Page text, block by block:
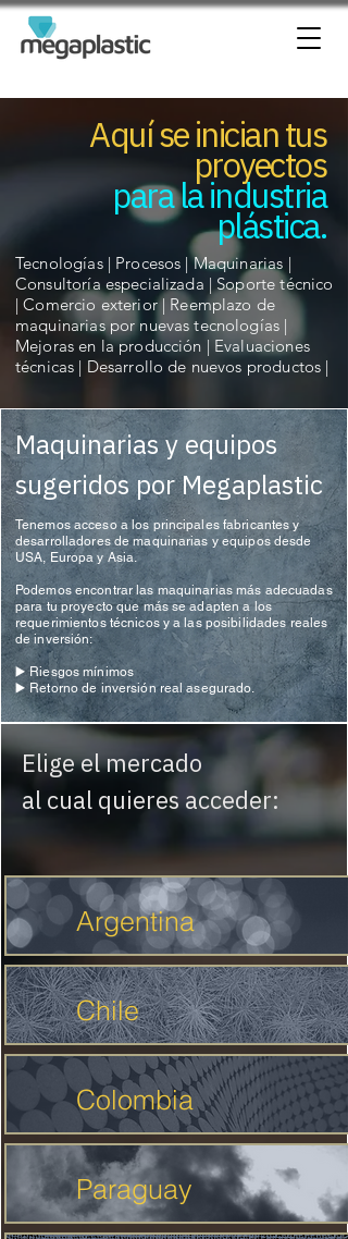
Aquí se inician tus
proyectos
para la industria
plástica.
Tecnologías | Procesos | Maquinarias |
Consultoría especializada | Soporte técnico
| Comercio exterior | Reemplazo de
maquinarias por nuevas tecnologías |
Mejoras en la producción | Evaluaciones
técnicas | Desarrollo de nuevos productos |
Maquinarias y equipos
sugeridos por Megaplastic
Tenemos acceso a los principales fabricantes y
desarrolladores de maquinarias y equipos desde
USA, Europa y Asia.
Podemos encontrar las maquinarias más adecuadas
para tu proyecto que más se adapten a los
requerimientos técnicos y a las posibilidades reales
de inversión:
▶️ Riesgos mínimos
▶️ Retorno de inversión real asegurado.
Elige el mercado
al cual quieres acceder:
Argentina
Chile
Colombia
Paraguay